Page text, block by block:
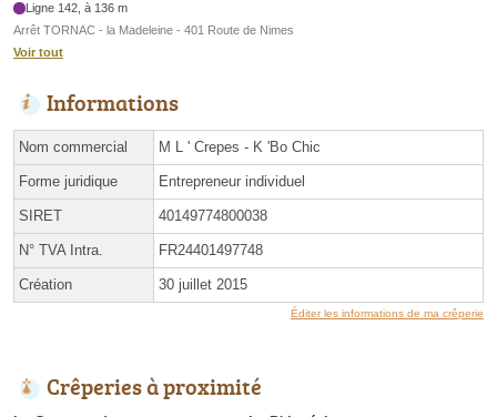
Ligne 142, à 136 m
Arrêt TORNAC - la Madeleine - 401 Route de Nimes
Voir tout
Informations
Nom commercial M L ' Crepes - K 'Bo Chic
Forme juridique Entrepreneur individuel
SIRET 40149774800038
N° TVA Intra. FR24401497748
Création 30 juillet 2015
Éditer les informations de ma crêperie
Crêperies à proximité